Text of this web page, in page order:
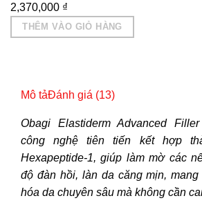
2,370,000 ₫
THÊM VÀO GIỎ HÀNG
Mô tảĐánh giá (13)
Obagi Elastiderm Advanced
công nghệ tiên tiến kết hợp
Hexapeptide-1, giúp làm mờ các
độ đàn hồi, làn da căng mịn,
hóa da chuyên sâu mà không cần